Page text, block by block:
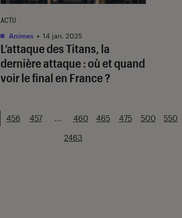
L’attaque des Titans, la
dernière attaque: où et quand
voir le final en France ?
ACTU
Animes • 14 jan. 2025
456 457 ... 460 465 475 500 550
2463